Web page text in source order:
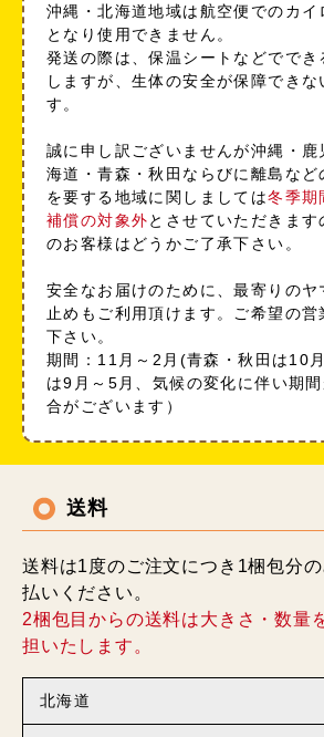
沖縄・北海道地域は航空便でのカイ
となり使用できません。
発送の際は、保温シートなどででき
しますが、生体の安全が保障できな
す。
誠に申し訳ございませんが沖縄・鹿
海道・青森・秋田ならびに離島など
を要する地域に関しましては冬季期
補償の対象外とさせていただきま
のお客様はどうかご了承下さい。
安全なお届けのために、最寄りのヤ
止めもご利用頂けます。ご希望の営
下さい。
期間：11月～2月(青森・秋田は10
は9月～5月、気候の変化に伴い期
合がございます）
送料
送料は1度のご注文につき1梱包分
払いください。
2梱包目からの送料は大きさ・数量
担いたします。
北海道